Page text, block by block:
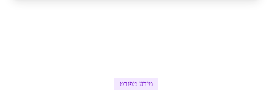
מידע מפורט